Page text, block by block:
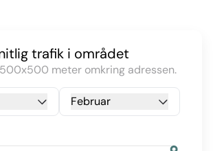
trafik i området
meter omkring adressen.
Februar